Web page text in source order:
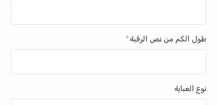
طول الكم من نص الرقبة*
نوع العباية